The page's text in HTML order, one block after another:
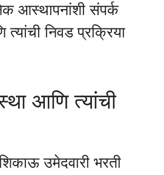
आस्थापनांशी संपर्क
निवड प्रक्रिया
आणि त्यांची
उमेदवारी भरती